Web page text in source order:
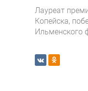
Лауреат
Копейска,
Ильменского